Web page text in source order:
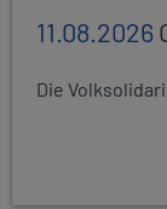
11.08.2026
Die